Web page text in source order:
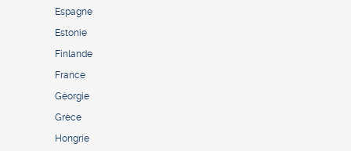
Espagne
Estonie
Finlande
France
Géorgie
Grèce
Hongrie